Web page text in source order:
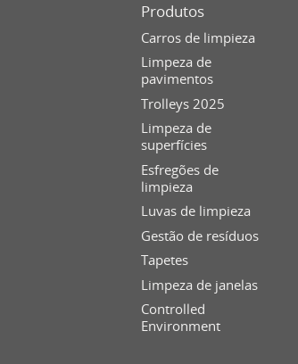
Produtos
Carros de limpieza
Limpeza de
pavimentos
Trolleys 2025
Limpeza de
superfícies
Esfregões de
limpieza
Luvas de limpieza
Gestão de resíduos
Tapetes
Limpeza de janelas
Controlled
Environment